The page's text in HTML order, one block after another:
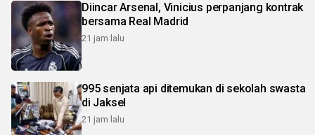
Diincar Arsenal, Vinicius perpanjang kontrak
bersama Real Madrid
21 jam lalu
995 senjata api ditemukan di sekolah swasta
di Jaksel
21 jam lalu